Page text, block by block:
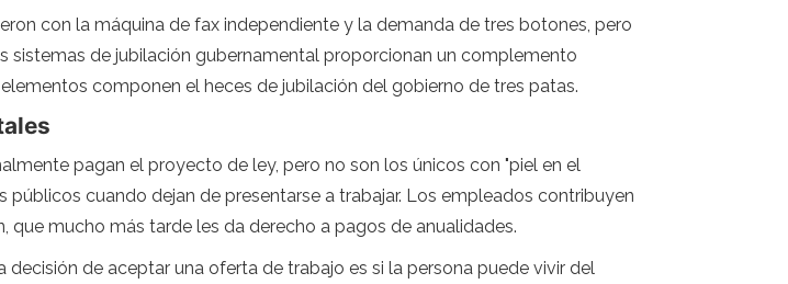
con la máquina de fax independiente y la demanda de tres botones, pero
sistemas de jubilación gubernamental proporcionan un complemento
componen el heces de jubilación del gobierno de tres patas.
pagan el proyecto de ley, pero no son los únicos con "piel en el
cuando dejan de presentarse a trabajar. Los empleados contribuyen
mucho más tarde les da derecho a pagos de anualidades.
de aceptar una oferta de trabajo es si la persona puede vivir del